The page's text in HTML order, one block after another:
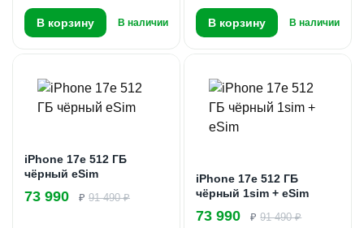
В корзину В наличии В корзину В наличии
iPhone 17e 512 ГБ
чёрный eSim
73 990 ₽ 91 490 ₽
iPhone 17e 512 ГБ
чёрный 1sim + eSim
73 990 ₽91 490 ₽